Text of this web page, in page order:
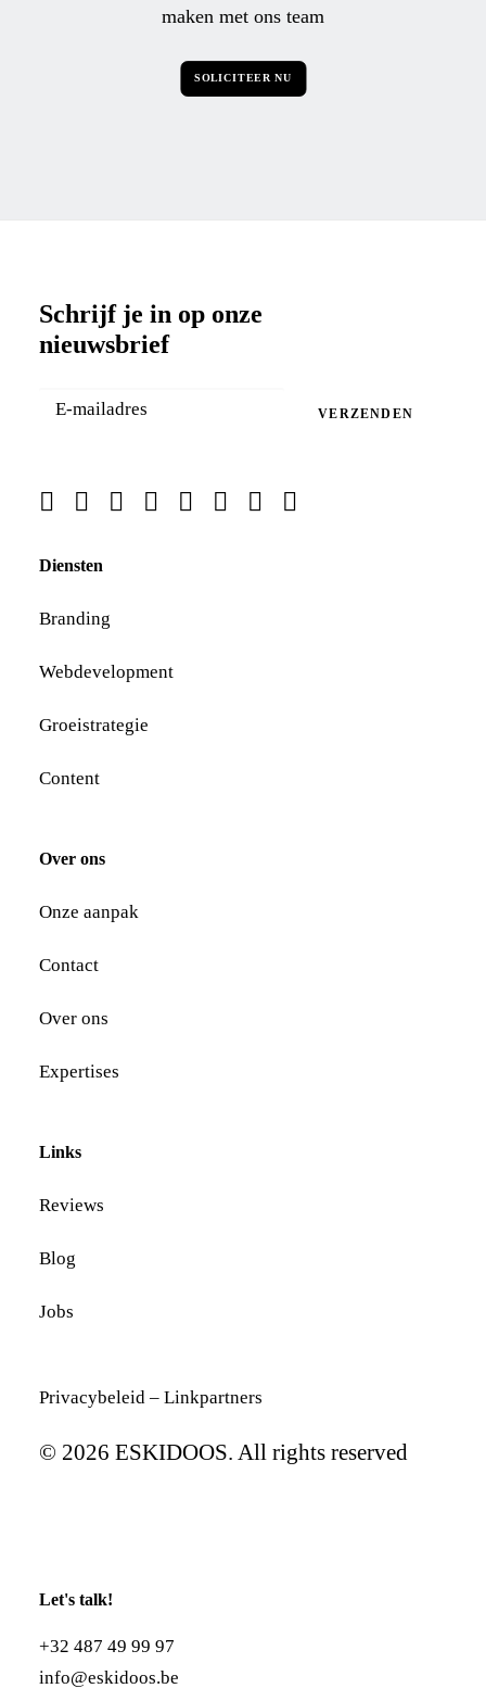
maken met ons team
SOLICITEER NU
Schrijf je in op onze
nieuwsbrief
VERZENDEN
Diensten
Branding
Webdevelopment
Groeistrategie
Content
Over ons
Onze aanpak
Contact
Over ons
Expertises
Links
Reviews
Blog
Jobs
Privacybeleid – Linkpartners
© 2026 ESKIDOOS. All rights reserved
Let's talk!
+32 487 49 99 97
info@eskidoos.be